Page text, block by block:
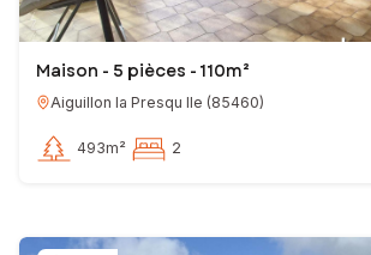
Maison - 5 pièces - 110m²
Aiguillon la Presqu Ile (85460)
493m² 2